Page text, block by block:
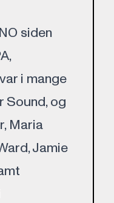
siden
i mange
Sound, og
Maria
Jamie